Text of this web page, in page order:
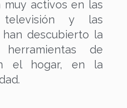
muy activos en las
y las
descubierto la
de
el hogar, en la